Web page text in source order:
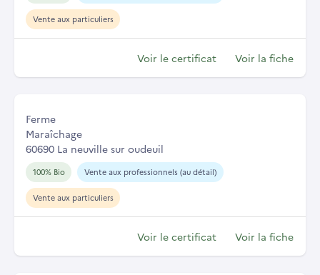
Vente aux particuliers
Voir le certificat Voir la fiche
Ferme
Maraîchage
60690 La neuville sur oudeuil
100% Bio Vente aux professionnels (au détail)
Vente aux particuliers
Voir le certificat Voir la fiche